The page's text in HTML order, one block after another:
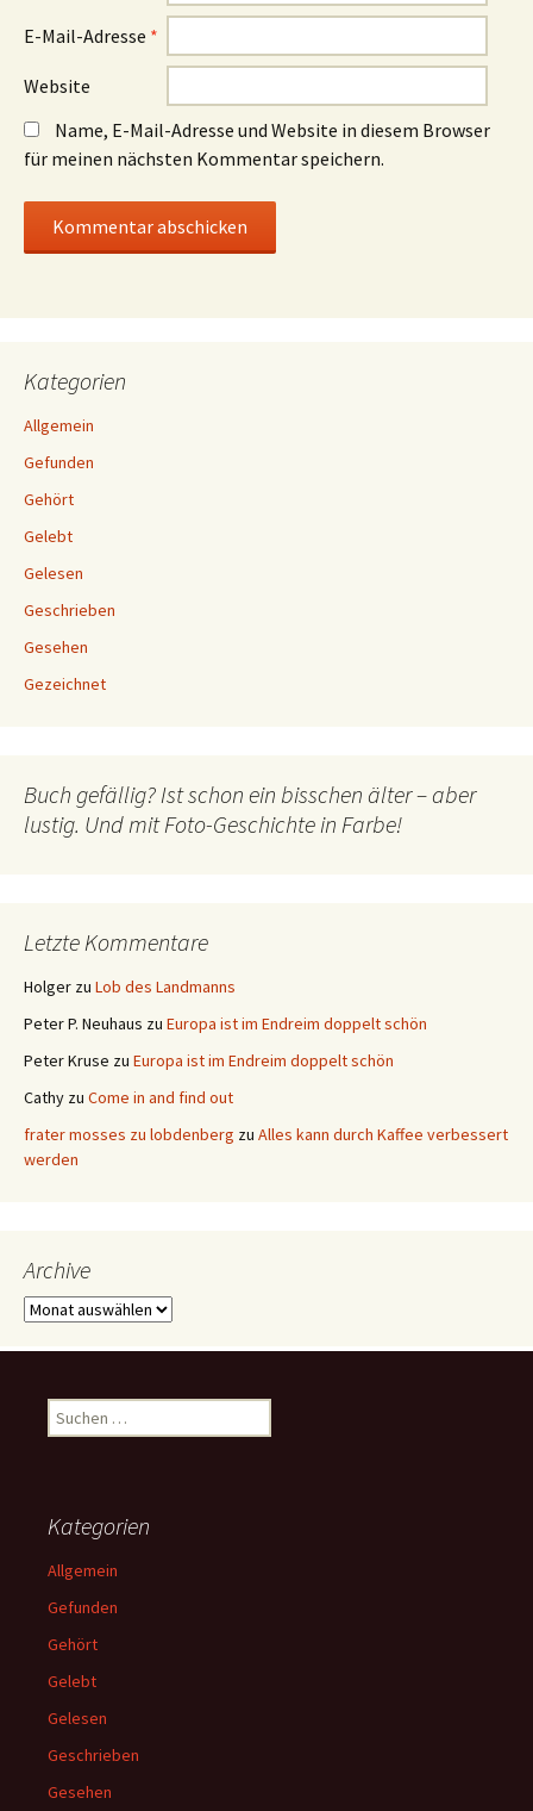
E-Mail-Adresse *
Website
Name, E-Mail-Adresse und Website in diesem Browser
für meinen nächsten Kommentar speichern.
Kategorien
Allgemein
Gefunden
Gehört
Gelebt
Gelesen
Geschrieben
Gesehen
Gezeichnet
Buch gefällig? Ist schon ein bisschen älter – aber
lustig. Und mit Foto-Geschichte in Farbe!
Letzte Kommentare
Holger zu Lob des Landmanns
Peter P. Neuhaus zu Europa ist im Endreim doppelt schön
Peter Kruse zu Europa ist im Endreim doppelt schön
Cathy zu Come in and find out
frater mosses zu lobdenberg zu Alles kann durch Kaffee verbessert
werden
Archive
Archive
Suchen
nach:
Kategorien
Allgemein
Gefunden
Gehört
Gelebt
Gelesen
Geschrieben
Gesehen